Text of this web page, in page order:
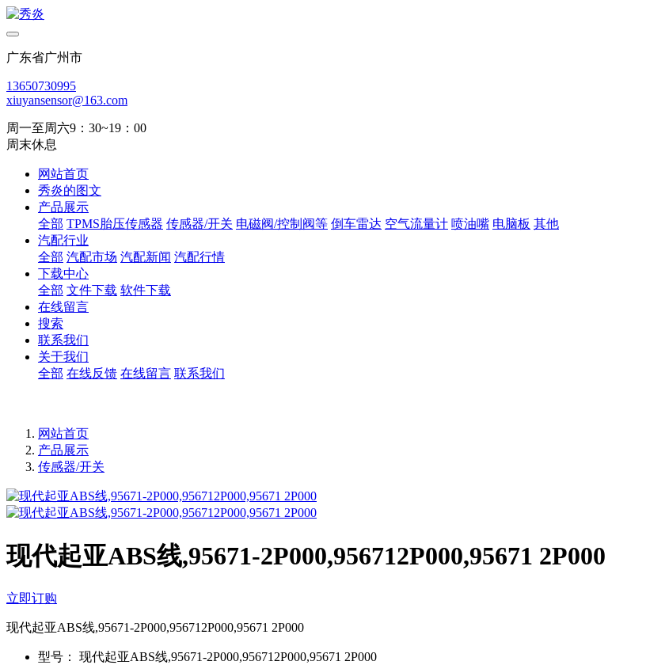
广东省广州市
13650730995
xiuyansensor@163.com
周一至周六9：30~19：00
周末休息
网站首页
秀炎的图文
产品展示
全部 TPMS胎压传感器 传感器/开关 电磁阀/控制阀等 倒车雷达 空气流量计 喷油嘴 电脑板 其他
汽配行业
全部 汽配市场 汽配新闻 汽配行情
下载中心
全部 文件下载 软件下载
在线留言
搜索
联系我们
关于我们
全部 在线反馈 在线留言 联系我们
网站首页
产品展示
传感器/开关
现代起亚ABS线,95671-2P000,956712P000,95671 2P000
立即订购
现代起亚ABS线,95671-2P000,956712P000,95671 2P000
型号： 现代起亚ABS线,95671-2P000,956712P000,95671 2P000